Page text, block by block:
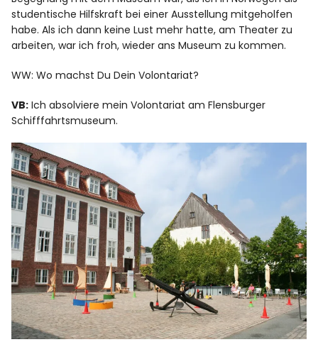
studentische Hilfskraft bei einer Ausstellung mitgeholfen
habe. Als ich dann keine Lust mehr hatte, am Theater zu
arbeiten, war ich froh, wieder ans Museum zu kommen.
WW: Wo machst Du Dein Volontariat?
VB: Ich absolviere mein Volontariat amFlensburger
Schifffahrtsmuseum.